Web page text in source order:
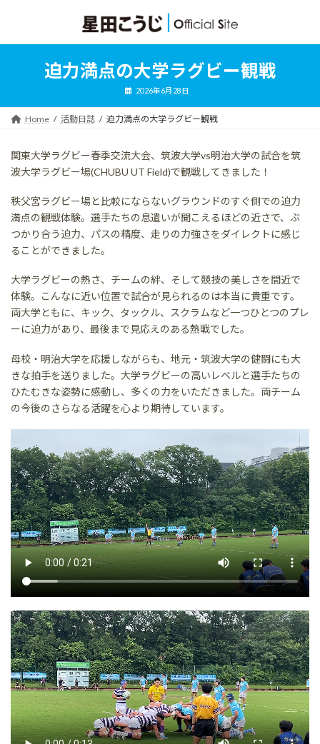
ン
ッ
ー
移
迫力満点の大学ラグビー観戦
2026年6月28日
Home 活動日誌 迫力満点の大学ラグビー観戦
関東大学ラグビー春季交流大会、筑波大学vs明治大学の試合を筑
波大学ラグビー場(CHUBU UT Field)で観戦してきました！
秩父宮ラグビー場と比較にならないグラウンドのすぐ側での迫力
満点の観戦体験。選手たちの息遣いが聞こえるほどの近さで、ぶ
つかり合う迫力、パスの精度、走りの力強さをダイレクトに感じ
ることができました。
大学ラグビーの熱さ、チームの絆、そして競技の美しさを間近で
体験。こんなに近い位置で試合が見られるのは本当に貴重です。
両大学ともに、キック、タックル、スクラムなど一つひとつのプレ
ーに迫力があり、最後まで見応えのある熱戦でした。
母校・明治大学を応援しながらも、地元・筑波大学の健闘にも大
きな拍手を送りました。大学ラグビーの高いレベルと選手たちの
ひたむきな姿勢に感動し、多くの力をいただきました。両チーム
の今後のさらなる活躍を心より期待しています。